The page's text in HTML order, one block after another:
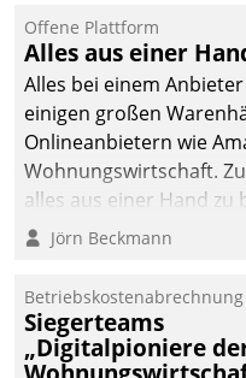
einsehen und ändern
oder
Schadensmeldungen
abgeben – rund um die
Uhr.
Offene Plattform
Alles aus einer
Alles bei einem
einigen großen
Onlineanbietern wie
Wohnungswirtschaft.
alles aus einer Hand zu
Jörn Beckmann
Betriebskostenabrechnung
Siegerteams
„Digitalpioniere